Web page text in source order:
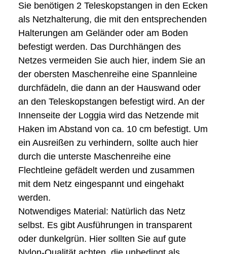
Sie benötigen 2 Teleskopstangen in den Ecken
als Netzhalterung, die mit den entsprechenden
Halterungen am Geländer oder am Boden
befestigt werden. Das Durchhängen des
Netzes vermeiden Sie auch hier, indem Sie an
der obersten Maschenreihe eine Spannleine
durchfädeln, die dann an der Hauswand oder
an den Teleskopstangen befestigt wird. An der
Innenseite der Loggia wird das Netzende mit
Haken im Abstand von ca. 10 cm befestigt. Um
ein Ausreißen zu verhindern, sollte auch hier
durch die unterste Maschenreihe eine
Flechtleine gefädelt werden und zusammen
mit dem Netz eingespannt und eingehakt
werden.
Notwendiges Material: Natürlich das Netz
selbst. Es gibt Ausführungen in transparent
oder dunkelgrün. Hier sollten Sie auf gute